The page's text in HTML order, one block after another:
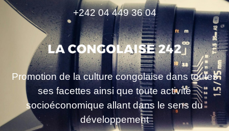
+242 04 449 36 04
Promotion de la culture congolaise dans toutes
ses facettes ainsi que toute activité
socioéconomique allant dans le sens du
développement